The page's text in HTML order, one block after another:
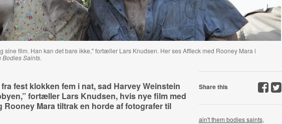
sine film. Han kan det bare ikke," fortæller Lars Knudsen. Her ses Affleck med Rooney Mara i
Bodies Saints.
fra fest klokken fem i nat, sad Harvey Weinstein
fortæller Lars Knudsen, hvis nye film med
Rooney Mara tiltrak en horde af fotografer til
Share this
ain't them bodies saints,